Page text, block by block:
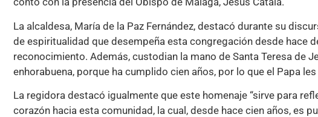
La alcaldesa, María de la Paz Fernández, destacó durante su
de espiritualidad que desempeña esta congregación desde hace
reconocimiento. Además, custodian la mano de Santa Teresa de
enhorabuena, porque ha cumplido cien años, por lo que el Papa
La regidora destacó igualmente que este homenaje “sirve para
corazón hacia esta comunidad, la cual, desde hace cien años, es